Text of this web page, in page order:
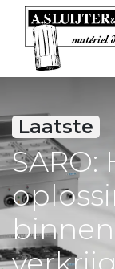
Laatste
SARO: